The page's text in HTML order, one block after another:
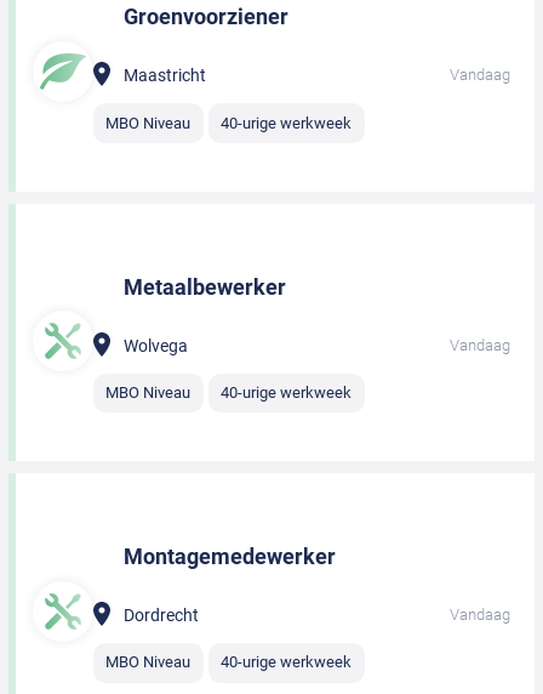
Groenvoorziener
Maastricht Vandaag
MBO Niveau 40-urige werkweek
Metaalbewerker
Wolvega Vandaag
MBO Niveau 40-urige werkweek
Montagemedewerker
Dordrecht Vandaag
MBO Niveau 40-urige werkweek